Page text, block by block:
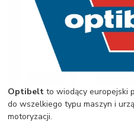
Optibelt to wiodący europejski
do wszelkiego typu maszyn i
motoryzacji.